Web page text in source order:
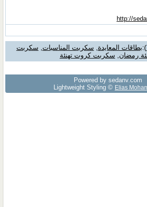
http://
:بطاقات المعايدة سكربت المناسبات
سكربت
رمضان سكربت كروت تهنئة
Powered by sedany.com
Lightweight Styling © Elias